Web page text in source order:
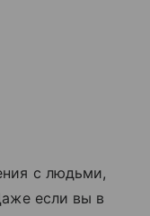
с людьми,
если вы в